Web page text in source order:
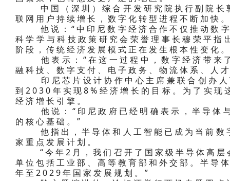
中国（深圳）综合开发研究院执行副院长
联网用户持续增长，数字化转型进程不断加快
他说：“中印尼数字经济合作不仅推动数字
科学学与科技政策研究会荣誉理事长穆荣平
阶段，传统经济发展模式正在发生根本性变化
他表示：“在这一过程中，数字经济带来
融科技、数字支付、电子政务、物流体系、人
印尼芯片设计协作中心主席兼联合创办
到2030年实现8%经济增长的目标。为了实现
经济增长引擎。
他说：“印尼政府已经明确表示，半导体
的核心基础。”
他指出，半导体和人工智能已成为当前数
家重点发展计划。
“今年2月，我们召开了国家级半导体高层
单位包括工业部、高等教育部和外交部。半导
年至2029年国家发展规划。”